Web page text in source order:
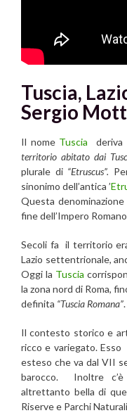
Tuscia,
Sergio
Il nome Tuscia deriva
territorio abitato dai
plurale di “Etruscus”.
sinonimo dell’antica ’
Questa
fine dell’Impero
Secoli fa il territorio
Lazio settentrionale,
Oggi la Tuscia
la zona nord di Roma,
definita “Tuscia Romana”.
Il contesto storico e
ricco e variegato.
esteso che va dal VII
barocco. Inoltre c’è
altrettanto bella di
Riserve e Parchi Naturali